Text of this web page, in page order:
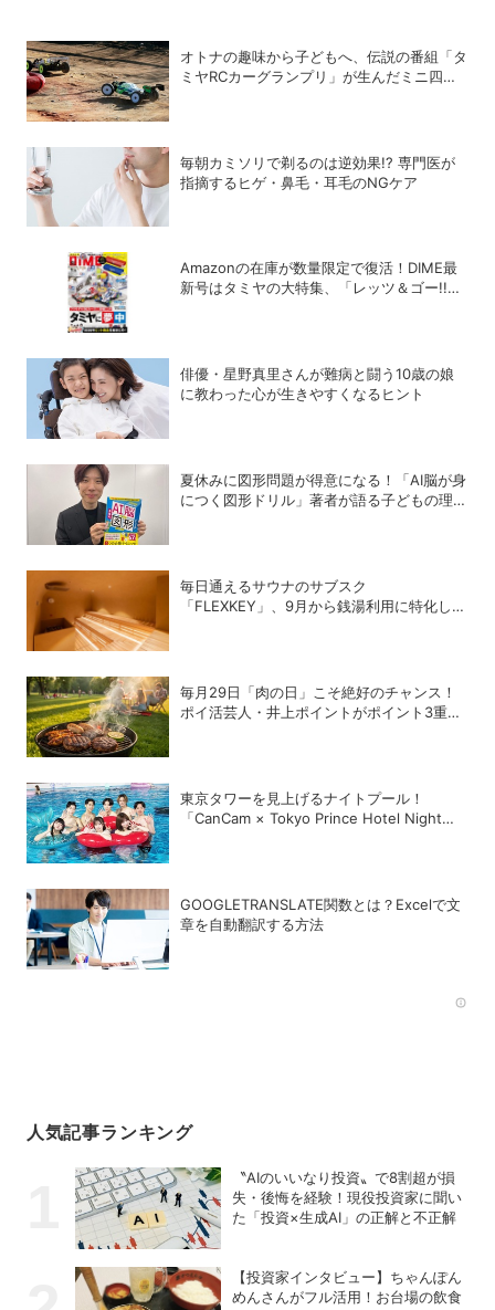
オトナの趣味から子どもへ、伝説の番組「タ
ミヤRCカーグランプリ」が生んだミニ四駆
毎朝カミソリで剃るのは逆効果!? 専門医が
指摘するヒゲ・鼻毛・耳毛のNGケア
Amazonの在庫が数量限定で復活！DIME最
新号はタミヤの大特集、「レッツ＆ゴー!!」
俳優・星野真里さんが難病と闘う10歳の娘
に教わった心が生きやすくなるヒント
夏休みに図形問題が得意になる！「AI脳が身
につく図形ドリル」著者が語る子どもの理数
毎日通えるサウナのサブスク
「FLEXKEY」、9月から銭湯利用に特化した
毎月29日「肉の日」こそ絶好のチャンス！
ポイ活芸人・井上ポイントがポイント3重取
東京タワーを見上げるナイトプール！
「CanCam × Tokyo Prince Hotel Night
GOOGLETRANSLATE関数とは？Excelで文
章を自動翻訳する方法
人気記事ランキング
〝AIのいいなり投資〟で8割超が損
失・後悔を経験！現役投資家に聞い
た「投資×生成AI」の正解と不正解
【投資家インタビュー】ちゃんぽん
めんさんがフル活用！お台場の飲食